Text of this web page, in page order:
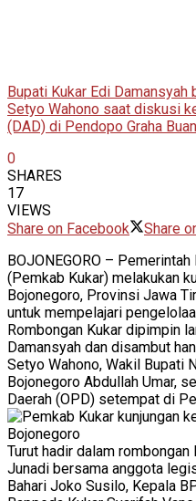
Bupati Kukar Edi
Setyo Wahono saat diskusi
(DAD) di Pendopo Graha
0
SHARES
17
VIEWS
Share on Facebook
Share
BOJONEGORO –
(Pemkab Kukar) melakukan
Bojonegoro, Provinsi Jawa
untuk mempelajari
Rombongan Kukar dipimpin
Damansyah dan disambut
Setyo Wahono, Wakil Bupati
Bojonegoro Abdullah Umar,
Daerah (OPD) setempat di
Turut hadir dalam rombongan
Junadi bersama anggota
Bahari Joko Susilo, Kepala